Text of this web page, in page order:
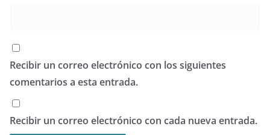
Recibir un correo electrónico con los siguientes
comentarios a esta entrada.
Recibir un correo electrónico con cada nueva entrada.